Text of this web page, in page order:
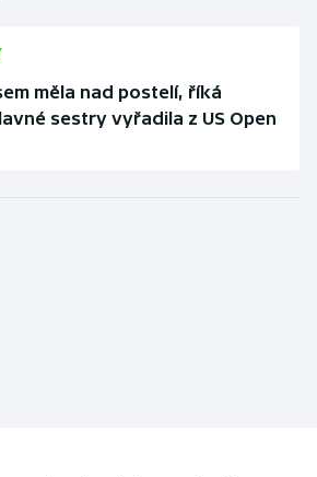
měla nad postelí, říká
sestry vyřadila z US Open